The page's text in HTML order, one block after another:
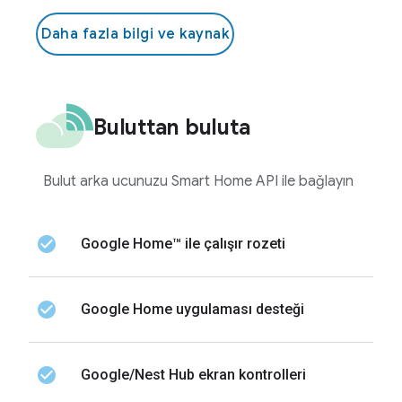
Daha fazla bilgi ve kaynak
Buluttan buluta
Bulut arka ucunuzu Smart Home API ile bağlayın
check_circle Google Home™ ile çalışır rozeti
check_circle Google Home uygulaması desteği
check_circle Google/Nest Hub ekran kontrolleri